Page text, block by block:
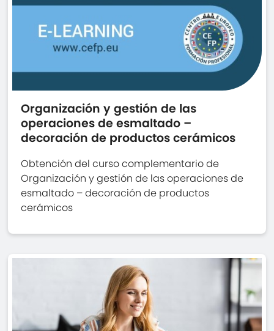
Organización y gestión de las
operaciones de esmaltado –
decoración de productos cerámicos
Obtención del curso complementario de
Organización y gestión de las operaciones de
esmaltado – decoración de productos
cerámicos